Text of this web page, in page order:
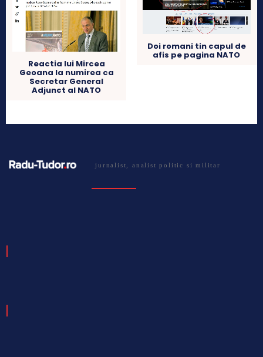
Reactia lui Mircea
Geoana la numirea ca
Secretar General
Adjunct al NATO
Doi romani tin capul de
afis pe pagina NATO
jurnalist, analist politic si militar